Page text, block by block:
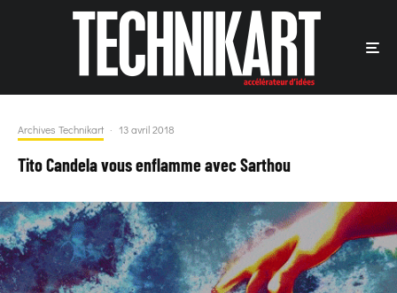
Archives Technikart · 13 avril 2018
Tito Candela vous enflamme avec Sarthou